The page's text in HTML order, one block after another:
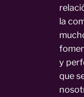
la
y
que